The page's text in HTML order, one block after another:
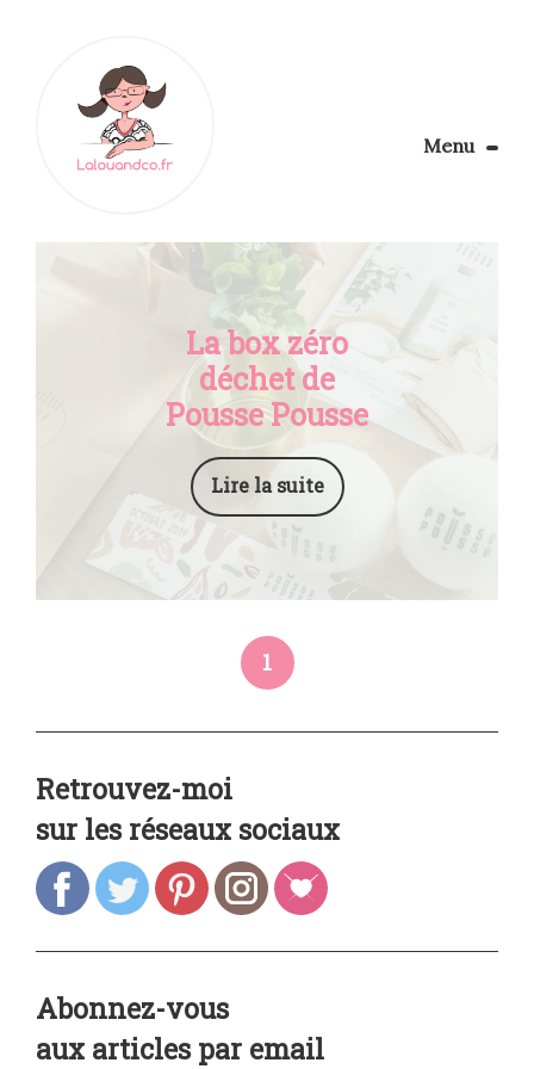
Menu
Apprendre la couture
Aménager son coin couture
Personnalisez vos tissus
La box zéro
déchet de
Pousse Pousse
Lire la suite
1
Retrouvez-moi
sur les réseaux sociaux
Abonnez-vous
aux articles par email